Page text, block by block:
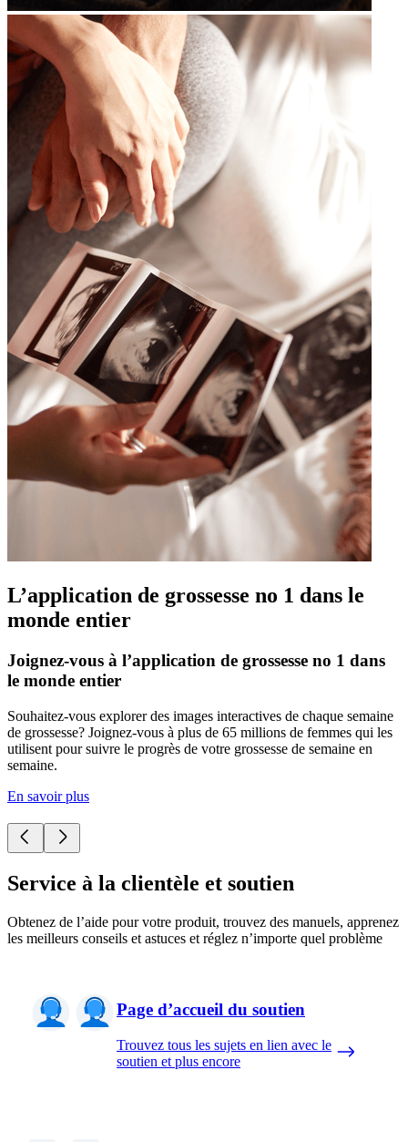
L’application de grossesse no 1 dans le
monde entier
Joignez-vous à l’application de grossesse no 1 dans
le monde entier
Souhaitez-vous explorer des images interactives de chaque semaine
de grossesse? Joignez-vous à plus de 65 millions de femmes qui les
utilisent pour suivre le progrès de votre grossesse de semaine en
semaine.
En savoir plus
Service à la clientèle et soutien
Obtenez de l’aide pour votre produit, trouvez des manuels, apprenez
les meilleurs conseils et astuces et réglez n’importe quel problème
Page d’accueil du soutien
Trouvez tous les sujets en lien avec le
soutien et plus encore